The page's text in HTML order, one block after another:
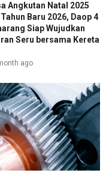
Angkutan Natal 2025
Baru 2026, Daop 4
Siap Wujudkan
Seru bersama Kereta
ago